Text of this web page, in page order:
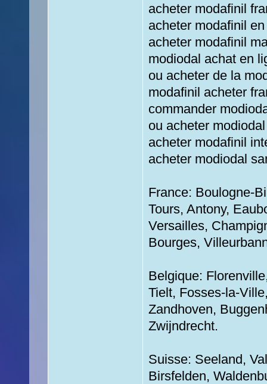
acheter modafinil
acheter modafinil
acheter modafinil
modiodal achat en
ou acheter de la
modafinil acheter
commander
ou acheter
acheter modafinil
acheter modiodal
France: Boulogne-
Tours, Antony,
Versailles,
Bourges,
Belgique:
Tielt, Fosses-la-
Zandhoven,
Zwijndrecht.
Suisse: Seeland,
Birsfelden,